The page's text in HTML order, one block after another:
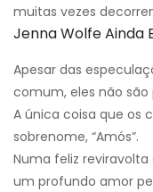
muitas vezes
Jenna Wolfe Ainda
Apesar das
comum, eles não
A única coisa que os
sobrenome, “Amós”.
Numa feliz
um profundo amor